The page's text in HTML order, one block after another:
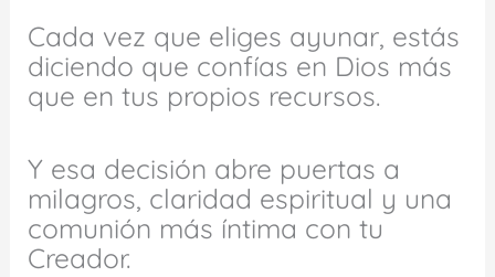
Cada vez que eliges ayunar, estás
diciendo que confías en Dios más
que en tus propios recursos.
Y esa decisión abre puertas a
milagros, claridad espiritual y una
comunión más íntima con tu
Creador.